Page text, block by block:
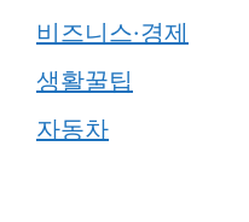
비즈니스·경제
생활꿀팁
자동차